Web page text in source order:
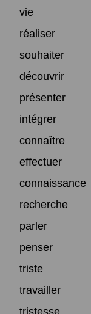
vie
réaliser
souhaiter
découvrir
présenter
intégrer
connaître
effectuer
connaissance
recherche
parler
penser
triste
travailler